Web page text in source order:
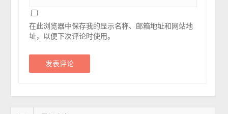
在此浏览器中保存我的显示名称、邮箱地址和网站地
址，以便下次评论时使用。